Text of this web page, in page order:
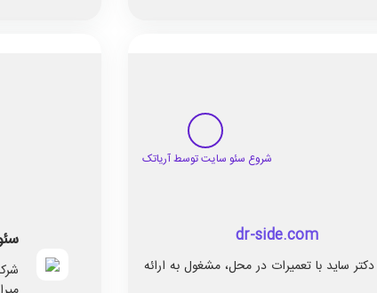
dr-side.com
ساید با تعمیرات در محل، مشغول به ارائه